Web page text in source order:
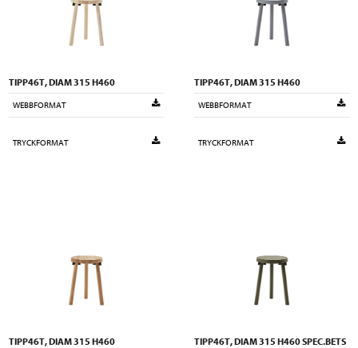
TIPP46T, DIAM 315 H460
WEBBFORMAT
TRYCKFORMAT
TIPP46T, DIAM 315 H460
WEBBFORMAT
TRYCKFORMAT
TIPP46T, DIAM 315 H460
TIPP46T, DIAM 315 H460 SPEC.BETS